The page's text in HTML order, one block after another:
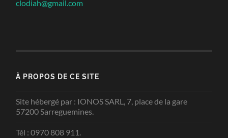
clodiah@gmail.com
À PROPOS DE CE SITE
Site hébergé par : IONOS SARL, 7, place de la gare
57200 Sarreguemines.
Tél : 0970 808 911.